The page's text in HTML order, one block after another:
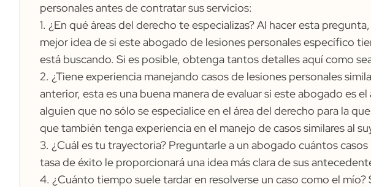
personales antes de contratar sus servicios:
1. ¿En qué áreas del derecho te especializas? Al hacer esta
mejor idea de si este abogado de lesiones personales específico
está buscando. Si es posible, obtenga tantos detalles aquí como
2. ¿Tiene experiencia manejando casos de lesiones personales
anterior, esta es una buena manera de evaluar si este abogado es
alguien que no sólo se especialice en el área del derecho para la
que también tenga experiencia en el manejo de casos similares al
3. ¿Cuál es tu trayectoria? Preguntarle a un abogado cuántos casos
tasa de éxito le proporcionará una idea más clara de sus
4. ¿Cuánto tiempo suele tardar en resolverse un caso como el mío?